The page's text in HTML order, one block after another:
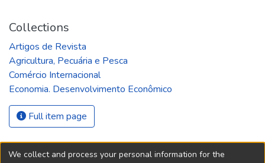
Collections
Artigos de Revista
Agricultura, Pecuária e Pesca
Comércio Internacional
Economia. Desenvolvimento Econômico
Full item page
We collect and process your personal information for the